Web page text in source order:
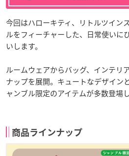
今回はハローキティ、リトルツイン
ルをフィーチャーした、日常使いに
いします。
ルームウェアからバッグ、インテリ
ナップを展開。キュートなデザイン
ャンブル限定のアイテムが多数登場し
商品ラインナップ